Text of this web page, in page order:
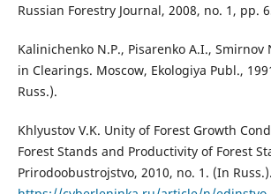
Russian Forestry Journal, 2008, no. 1, pp.
Kalinichenko N.P., Pisarenko A.I., Smirnov
in Clearings. Moscow, Ekologiya Publ.,
Russ.).
Khlyustov V.K. Unity of Forest Growth
Forest Stands and Productivity of Forest
Prirodoobustrojstvo, 2010, no. 1. (In